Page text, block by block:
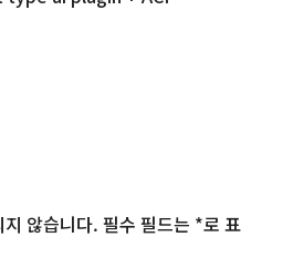
않습니다. 필수 필드는 *로 표